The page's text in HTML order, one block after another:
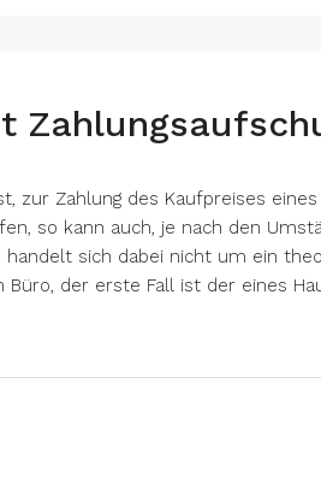
zur Zahlung des Kaufpreises
so kann auch, je nach den
handelt sich dabei nicht um ein
Büro, der erste Fall ist der eines